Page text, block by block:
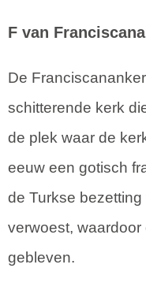
F van
De
schitterende kerk
de plek waar de
eeuw een gotisch
de Turkse
verwoest,
gebleven.